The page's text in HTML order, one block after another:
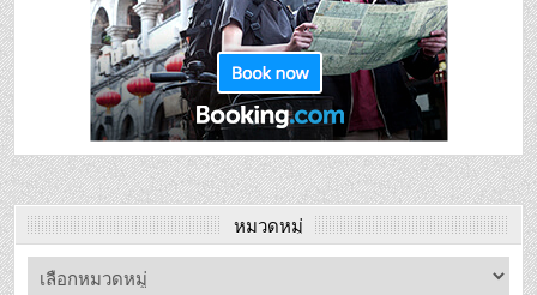
หมวดหมู่